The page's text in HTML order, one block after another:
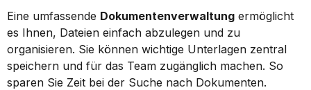
Eine umfassende Dokumentenverwaltung ermöglicht
es Ihnen, Dateien einfach abzulegen und zu
organisieren. Sie können wichtige Unterlagen zentral
speichern und für das Team zugänglich machen. So
sparen Sie Zeit bei der Suche nach Dokumenten.